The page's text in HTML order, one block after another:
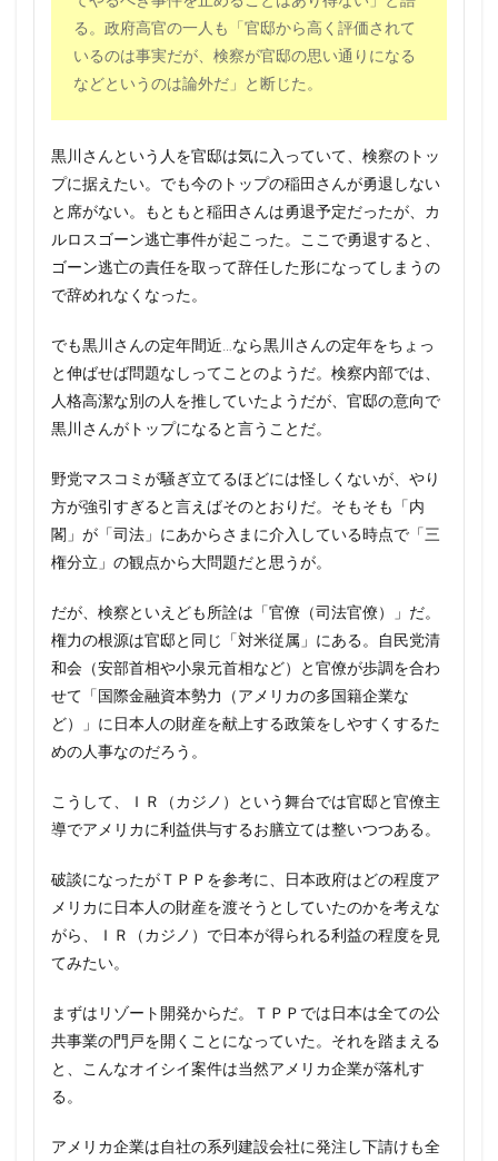
る。政府高官の一人も「官邸から高く評価されて
いるのは事実だが、検察が官邸の思い通りになる
などというのは論外だ」と断じた。
黒川さんという人を官邸は気に入っていて、検察のトッ
プに据えたい。でも今のトップの稲田さんが勇退しない
と席がない。もともと稲田さんは勇退予定だったが、カ
ルロスゴーン逃亡事件が起こった。ここで勇退すると、
ゴーン逃亡の責任を取って辞任した形になってしまうの
で辞めれなくなった。
でも黒川さんの定年間近…なら黒川さんの定年をちょっ
と伸ばせば問題なしってことのようだ。検察内部では、
人格高潔な別の人を推していたようだが、官邸の意向で
黒川さんがトップになると言うことだ。
野党マスコミが騒ぎ立てるほどには怪しくないが、やり
方が強引すぎると言えばそのとおりだ。そもそも「内
閣」が「司法」にあからさまに介入している時点で「三
権分立」の観点から大問題だと思うが。
だが、検察といえども所詮は「官僚（司法官僚）」だ。
権力の根源は官邸と同じ「対米従属」にある。自民党清
和会（安部首相や小泉元首相など）と官僚が歩調を合わ
せて「国際金融資本勢力（アメリカの多国籍企業な
ど）」に日本人の財産を献上する政策をしやすくするた
めの人事なのだろう。
こうして、ＩＲ（カジノ）という舞台では官邸と官僚主
導でアメリカに利益供与するお膳立ては整いつつある。
破談になったがＴＰＰを参考に、日本政府はどの程度ア
メリカに日本人の財産を渡そうとしていたのかを考えな
がら、ＩＲ（カジノ）で日本が得られる利益の程度を見
てみたい。
まずはリゾート開発からだ。ＴＰＰでは日本は全ての公
共事業の門戸を開くことになっていた。それを踏まえる
と、こんなオイシイ案件は当然アメリカ企業が落札す
る。
アメリカ企業は自社の系列建設会社に発注し下請けも全